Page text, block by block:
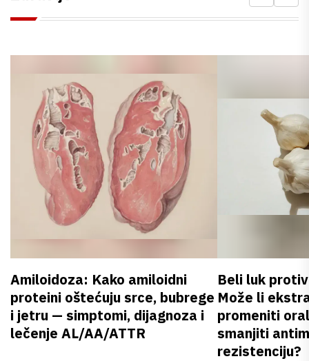
Amiloidoza: Kako amiloidni
proteini oštećuju srce, bubrege
i jetru — simptomi, dijagnoza i
lečenje AL/AA/ATTR
Beli luk
Može li
promeniti
smanjiti
rezistenciju?